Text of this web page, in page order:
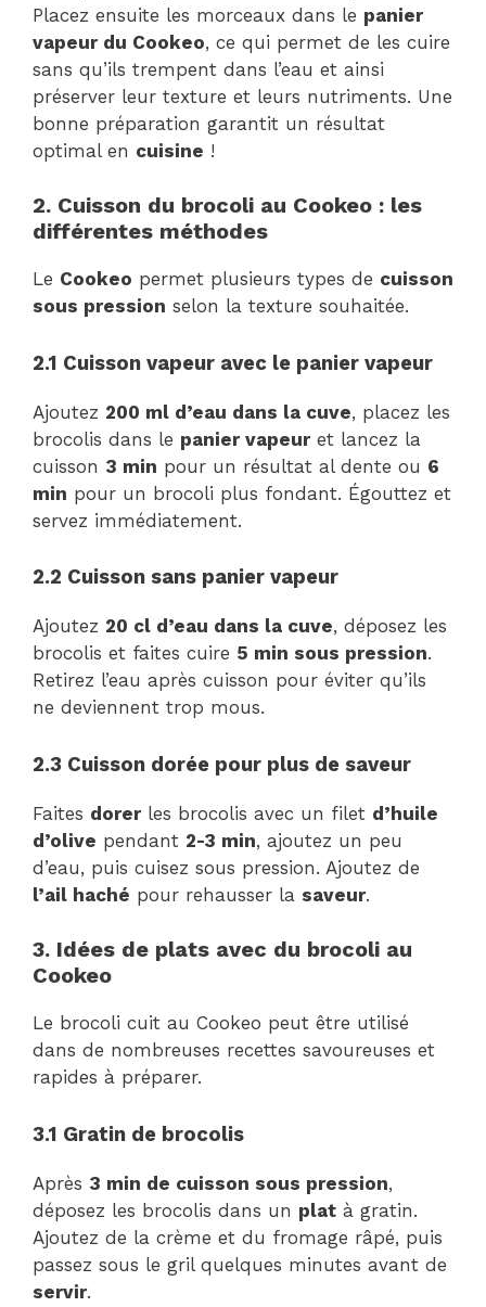
Placez ensuite les morceaux dans le panier
vapeur du Cookeo, ce qui permet de les cuire
sans qu’ils trempent dans l’eau et ainsi
préserver leur texture et leurs nutriments. Une
bonne préparation garantit un résultat
optimal en cuisine !
2. Cuisson du brocoli au Cookeo : les
différentes méthodes
Le Cookeo permet plusieurs types de cuisson
sous pression selon la texture souhaitée.
2.1 Cuisson vapeur avec le panier vapeur
Ajoutez 200 ml d’eau dans la cuve, placez les
brocolis dans le panier vapeuret lancez la
cuisson 3 min pour un résultat al dente ou 6
min pour un brocoli plus fondant. Égouttez et
servez immédiatement.
2.2 Cuisson sans panier vapeur
Ajoutez 20 cl d’eau dans la cuve, déposez les
brocolis et faites cuire 5 min sous pression.
Retirez l’eau après cuisson pour éviter qu’ils
ne deviennent trop mous.
2.3 Cuisson dorée pour plus de saveur
Faites dorerles brocolis avec un filet d’huile
d’olive pendant 2-3 min, ajoutez un peu
d’eau, puis cuisez sous pression. Ajoutez de
l’ail haché pour rehausser la saveur.
3. Idées de plats avec du brocoli au
Cookeo
Le brocoli cuit au Cookeo peut être utilisé
dans de nombreuses recettes savoureuses et
rapides à préparer.
3.1 Gratin de brocolis
Après 3 min de cuisson sous pression,
déposez les brocolis dans un plat à gratin.
Ajoutez de la crème et du fromage râpé, puis
passez sous le gril quelques minutes avant de
servir.